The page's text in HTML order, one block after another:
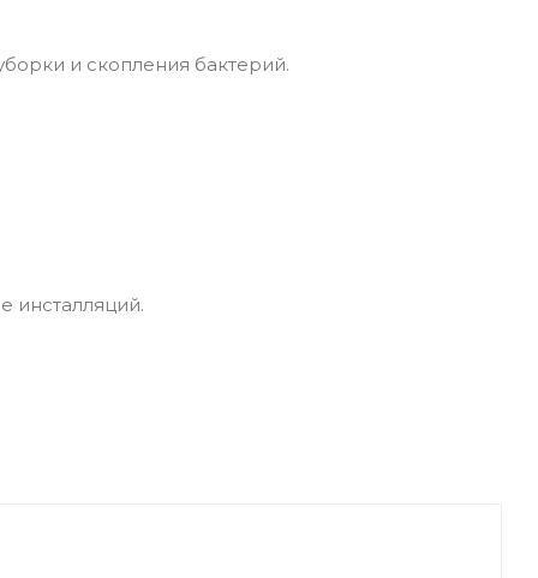
и скопления бактерий.
инсталляций.